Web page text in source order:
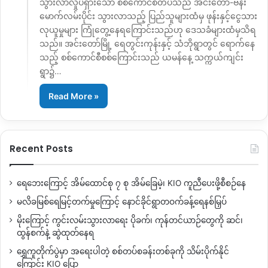
မောက်လမ်းပိုင်း သွားလာသည့် ပြည်သူများထံမှ ဖုန်းနှင့်ငွေသား
လုယူမှုများ ကြုံတွေ့နေရကြောင်းသည်ဟု ဒေသခံများထံမှသိရ
သည်။ အင်းတော်မြို့ ရေတွင်းကုန်းနှင့် သံဘိုရွာတွင် ရောက်နေ
သည့် စစ်ကောင်စီစစ်ကြောင်းသည် ယမန်နေ့ သက္ကယ်ကျင်း
ရွာ၌…
Read More »
Recent Posts
ရေဘေးကြောင့် အိမ်ထောင်စု ၇ စု အိမ်ခြေမဲ့၊ KIO ကူညီပေးဖို့စီစဉ်နေ
မလိခမြစ်ရေမြင့်တက်မှုကြောင့် နောင်ခိုင်ရွာတဝက်ခန့်ရေနစ်မြှပ်
မိုးကြောင့် ကွင်းလမ်းသွားလာရေး ပိုခက်၊ ကုန်တင်ယာဉ်တွေကို ဆင်၊
ထွန်စက်နဲ့ ဆွဲထုတ်နေရ
ရွှေကူတိုက်ပွဲမှာ အရေးပါတဲ့ စစ်တပ်စခန်းတစ်ခုကို သိမ်းပိုက်နိုင်
ကြောင်း KIO ပြော